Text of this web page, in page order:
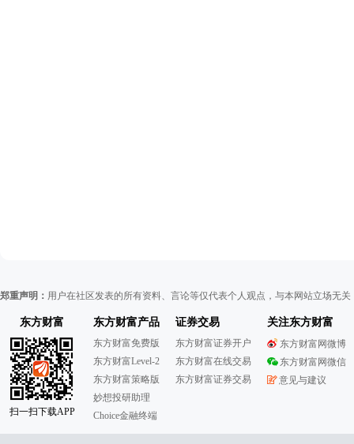
郑重声明： 用户在社区发表的所有资料、言论等仅代表个人观点，与本网站立场无
东方财富
扫一扫下载APP
东方财富产品
东方财富免费版
东方财富Level-2
东方财富策略版
妙想投研助理
Choice金融终端
证券交易
东方财富证券开户
东方财富在线交易
东方财富证券交易
关注东方财富
东方财富网微博
东方财富网微信
意见与建议